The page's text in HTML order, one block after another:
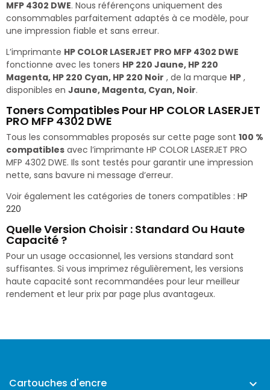
MFP 4302 DWE. Nous référençons uniquement des
consommables parfaitement adaptés à ce modèle, pour
une impression fiable et sans erreur.
L’imprimante HP COLOR LASERJET PRO MFP 4302 DWE
fonctionne avec les toners HP 220 Jaune, HP 220
Magenta, HP 220 Cyan, HP 220 Noir , de la marque HP ,
disponibles en Jaune, Magenta, Cyan, Noir.
Toners Compatibles Pour HP COLOR LASERJET
PRO MFP 4302 DWE
Tous les consommables proposés sur cette page sont 100 %
compatibles avec l’imprimante HP COLOR LASERJET PRO
MFP 4302 DWE. Ils sont testés pour garantir une impression
nette, sans bavure ni message d’erreur.
Voir également les catégories de toners compatibles : HP
220
Quelle Version Choisir : Standard Ou Haute
Capacité ?
Pour un usage occasionnel, les versions standard sont
suffisantes. Si vous imprimez régulièrement, les versions
haute capacité sont recommandées pour leur meilleur
rendement et leur prix par page plus avantageux.
Cartouches d'encre 